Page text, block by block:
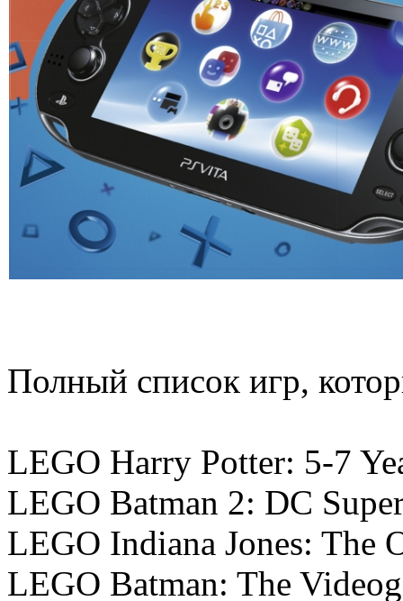
Полный список игр,
LEGO Harry Potter: 5-7
LEGO Batman 2: DC
LEGO Indiana Jones: The
LEGO Batman: The